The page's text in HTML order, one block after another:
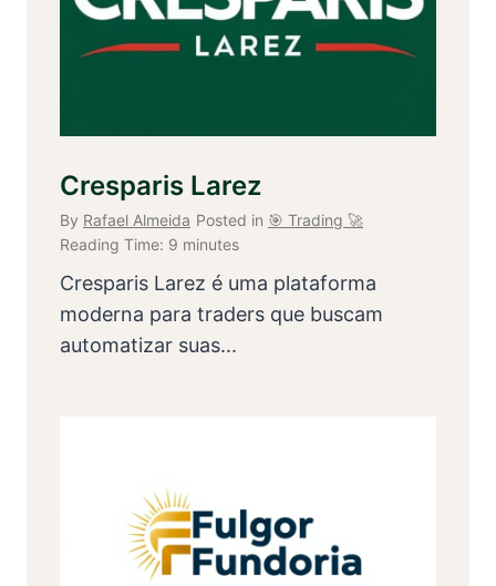
Cresparis Larez
By Rafael Almeida Posted in 🎯 Trading 🚀
Reading Time: 9 minutes
Cresparis Larez é uma plataforma
moderna para traders que buscam
automatizar suas...